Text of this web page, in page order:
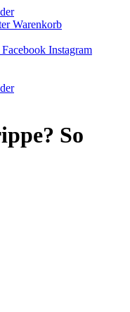
Warenkorb
Facebook Instagram
So